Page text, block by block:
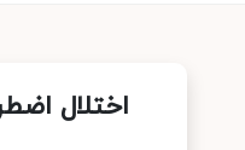
اختلال